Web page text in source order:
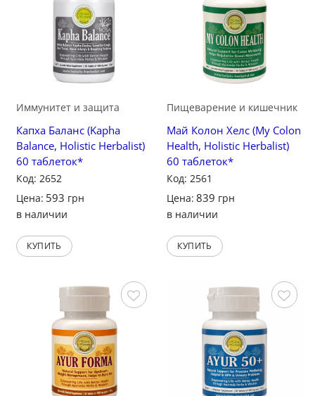
Иммунитет и защита
Капха Баланс (Kapha
Balance, Holistic Herbalist)
60 таблеток*
Код: 2652
Цена: 593 грн
в наличии
КУПИТЬ
Пищеварение и кишечник
Май Колон Хелс (My Colon
Health, Holistic Herbalist)
60 таблеток*
Код: 2561
Цена: 839 грн
в наличии
КУПИТЬ
Сохранить Сохранить